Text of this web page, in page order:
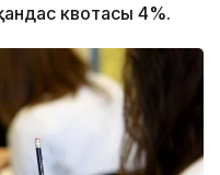
квотасы 4%.